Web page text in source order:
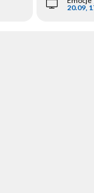
20.09,